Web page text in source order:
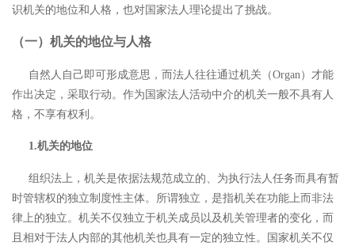
识机关的地位和人格，也对国家法人理论提出了挑战。
（一）机关的地位与人格
自然人自己即可形成意思，而法人往往通过机关（Organ）才能
作出决定，采取行动。作为国家法人活动中介的机关一般不具有人
格，不享有权利。
1.机关的地位
组织法上，机关是依据法规范成立的、为执行法人任务而具有暂
时管辖权的独立制度性主体。 所谓独立，是指机关在功能上而非法
律上的独立。机关不仅独立于机关成员以及机关管理者的变化，而
且相对于法人内部的其他机关也具有一定的独立性。国家机关不仅